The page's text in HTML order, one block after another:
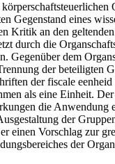
Gegenstand eines
Kritik an den
durch die
Gegenüber dem
der beteiligten
der fiscale
als eine Einheit.
die Anwendung
der
einen Vorschlag zur
der